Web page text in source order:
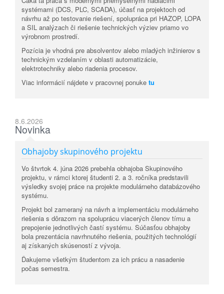
systémami (DCS, PLC, SCADA), účasť na projektoch od
návrhu až po testovanie riešení, spolupráca pri HAZOP, LOPA
a SIL analýzach či riešenie technických výziev priamo vo
výrobnom prostredí.
Pozícia je vhodná pre absolventov alebo mladých inžinierov s
technickým vzdelaním v oblasti automatizácie,
elektrotechniky alebo riadenia procesov.
Viac informácií nájdete v pracovnej ponuke tu
8.6.2026
Novinka
Obhajoby skupinového projektu
Vo štvrtok 4. júna 2026 prebehla obhajoba Skupinového
projektu, v rámci ktorej študenti 2. a 3. ročníka predstavili
výsledky svojej práce na projekte modulárneho databázového
systému.
Projekt bol zameraný na návrh a implementáciu modulárneho
riešenia s dôrazom na spoluprácu viacerých členov tímu a
prepojenie jednotlivých častí systému. Súčasťou obhajoby
bola prezentácia navrhnutého riešenia, použitých technológií
aj získaných skúseností z vývoja.
Ďakujeme všetkým študentom za ich prácu a nasadenie
počas semestra.